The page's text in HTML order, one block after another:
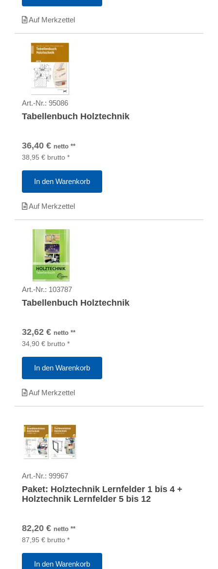
Auf Merkzettel
Art.-Nr.: 95086
Tabellenbuch Holztechnik
36,40 € netto **
38,95 € brutto *
In den Warenkorb
Auf Merkzettel
Art.-Nr.: 103787
Tabellenbuch Holztechnik
32,62 € netto **
34,90 € brutto *
In den Warenkorb
Auf Merkzettel
Art.-Nr.: 99967
Paket: Holztechnik Lernfelder 1 bis 4 +
Holztechnik Lernfelder 5 bis 12
82,20 € netto **
87,95 € brutto *
In den Warenkorb